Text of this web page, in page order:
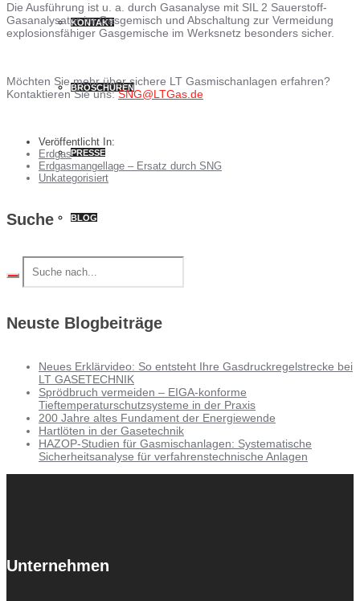
KONTAKT
BROSCHÜREN
PRESSE
BLOG
Die Ausführung ist u. a. durch Gasanalyse mit SIL 2 Sauerstoff-
Gasanalysator im Gasgemisch und Abschaltung zur Vermeidung
explosionsfähiger Gasgemische im Werksnetz besonders sicher.
Möchten Sie mehr über sichere LT Gasmischanlagen erfahren?
Kontaktieren Sie uns:SNG@LTGas.de
Veröffentlicht In:
Erdgas
Erdgasmangellage – Ersatz durch SNG
Unkategorisiert
Suche
Neuste Blogbeiträge
Neues Erklärvideo: So entsteht Ihre Gasdruckregelstrecke bei
LT GASETECHNIK
Sprödbruch vermeiden – EIGA-konforme
Tieftemperaturschutzsysteme in der Praxis
200 Jahre altes Fundament der Energiewende
Hartlöten in der Gasetechnik
HAZOP-Studien für Gasmischanlagen: Systematische
Sicherheitsanalyse für verfahrenstechnische Anlagen
Unternehmen